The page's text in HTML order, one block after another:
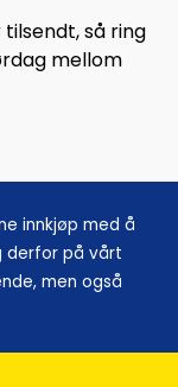
så ring
mellom
innkjøp med å
derfor på vårt
men også